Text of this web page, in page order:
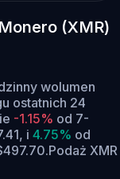
(XMR)
wolumen
ostatnich 24
-1.15% od 7-
i 4.75% od
Podaż XMR